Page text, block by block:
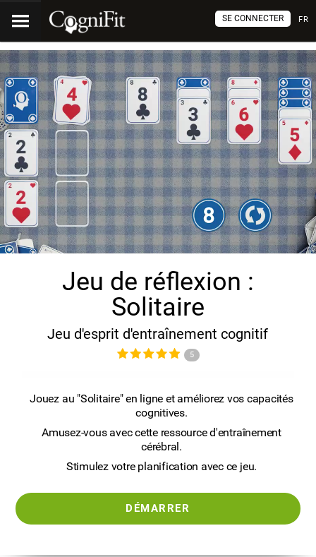
FR
SE CONNECTER
Jeu de réflexion :
Solitaire
Jeu d'esprit d'entraînement cognitif
5
Jouez au "Solitaire" en ligne et améliorez vos capacités
cognitives.
Amusez-vous avec cette ressource d'entraînement
cérébral.
Stimulez votre planification avec ce jeu.
DÉMARRER